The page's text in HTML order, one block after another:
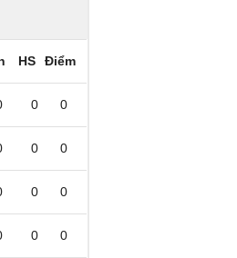
HS Điểm
0 0
0 0
0 0
0 0